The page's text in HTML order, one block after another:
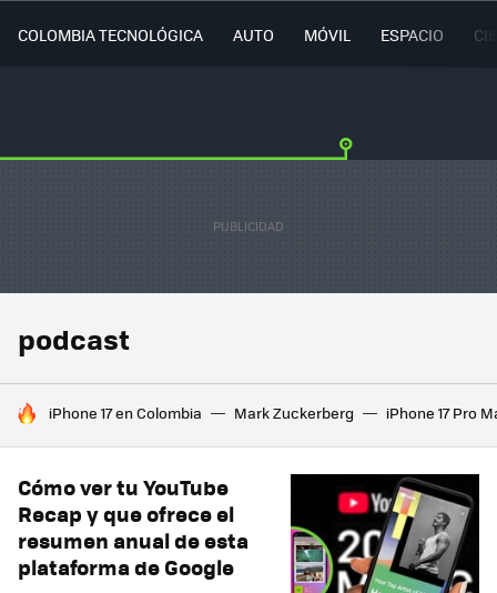
COLOMBIA TECNOLÓGICA AUTO MÓVIL ESPACIO
podcast
HOY SE HABLA DE
iPhone 17 en Colombia Mark Zuckerberg iPhone 17 Pro
Cómo ver tu YouTube
Recap y que ofrece el
resumen anual de esta
plataforma de Google